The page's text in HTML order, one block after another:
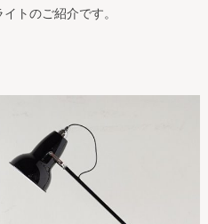
トのご紹介です。